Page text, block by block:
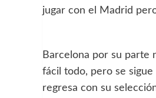
jugar con el Madrid
Barcelona por su parte
fácil todo, pero se
regresa con su